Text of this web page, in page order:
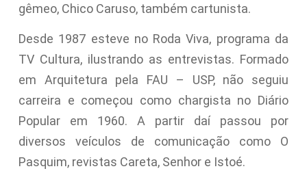
gêmeo, Chico Caruso, também cartunista.
Desde 1987 esteve no Roda Viva, programa da
TV Cultura, ilustrando as entrevistas. Formado
em Arquitetura pela FAU – USP, não seguiu
carreira e começou como chargista no Diário
Popular em 1960. A partir daí passou por
diversos veículos de comunicação como O
Pasquim, revistas Careta, Senhor e Istoé.